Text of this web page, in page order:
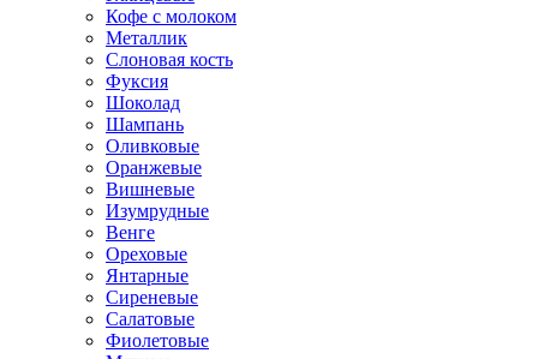
Кофе с молоком
Металлик
Слоновая кость
Фуксия
Шоколад
Шампань
Оливковые
Оранжевые
Вишневые
Изумрудные
Венге
Ореховые
Янтарные
Сиреневые
Салатовые
Фиолетовые